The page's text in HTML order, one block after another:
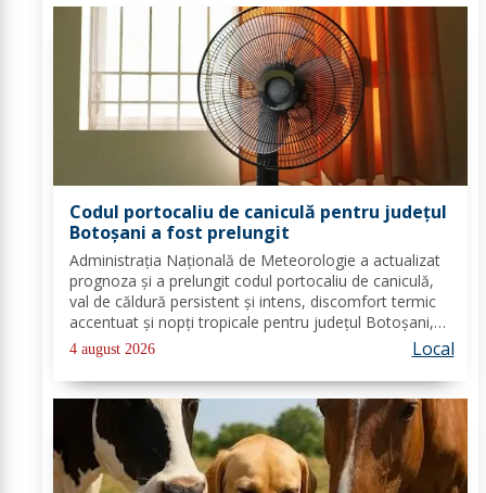
Codul portocaliu de caniculă pentru județul
Botoșani a fost prelungit
Administrația Națională de Meteorologie a actualizat
prognoza și a prelungit codul portocaliu de caniculă,
val de căldură persistent și intens, discomfort termic
accentuat și nopți tropicale pentru județul Botoșani,
până joi, la ora 10:00. Temperaturile maxime vor fi
cuprinse între 35 și 39 de...
4 august 2026 Local